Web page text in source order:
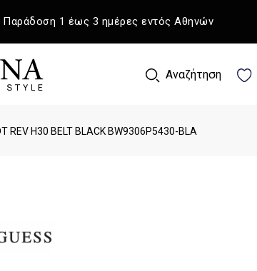
Παράδοση 1 έως 3 ημέρες εντός Αθηνών
Αναζήτηση
REV H30 BELT BLACK BW9306P5430-BLA